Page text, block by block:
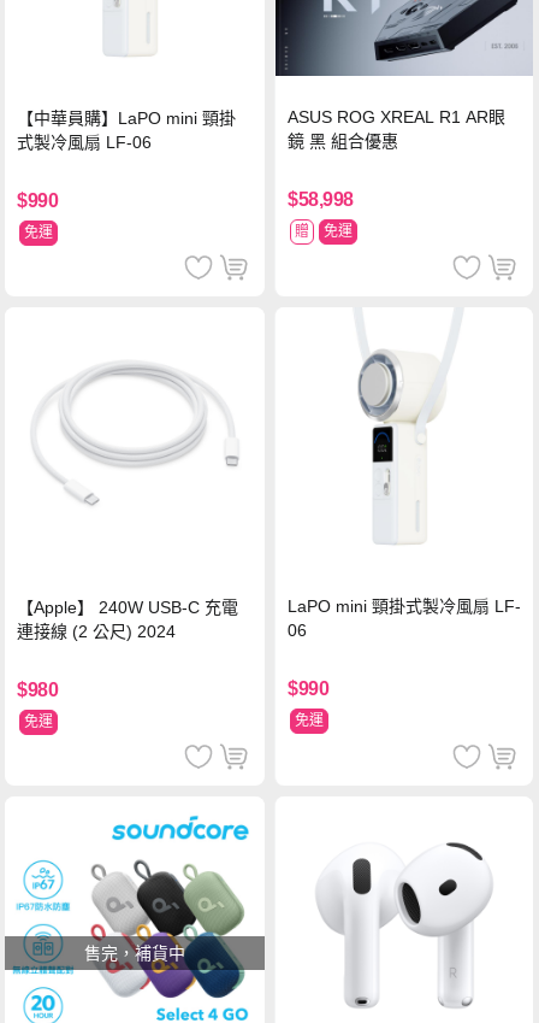
【中華員購】LaPO mini 頸掛
式製冷風扇 LF-06
$990
免運
ASUS ROG XREAL R1 AR眼
鏡 黑 組合優惠
$58,998
贈 免運
【Apple】 240W USB-C 充電
連接線 (2 公尺) 2024
$980
免運
LaPO mini 頸掛式製冷風扇 LF-
06
$990
免運
售完，補貨中